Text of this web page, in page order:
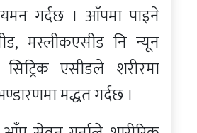
गर्दछ । आँपमा पाइने
मस्लीकएसीड नि न्यून
सिट्रिक एसीडले शरीरमा
मद्धत गर्दछ ।